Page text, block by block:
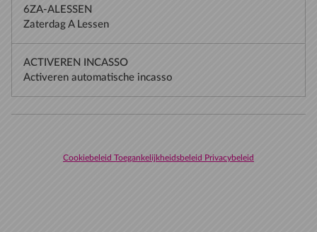
6ZA-ALESSEN
Zaterdag A Lessen
ACTIVEREN INCASSO
Activeren automatische incasso
Cookiebeleid Toegankelijkheidsbeleid Privacybeleid